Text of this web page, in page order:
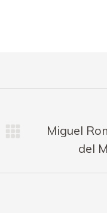
Publicación
siguiente:
Miguel
del